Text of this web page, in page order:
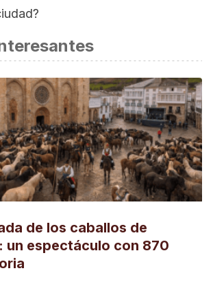
de los caballos de
un espectáculo con 870